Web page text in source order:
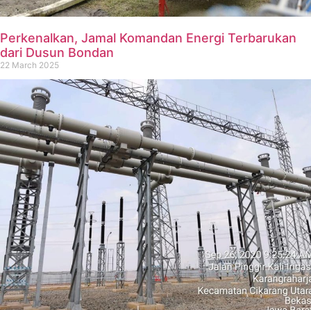
Perkenalkan, Jamal Komandan Energi Terbarukan
dari Dusun Bondan
22 March 2025